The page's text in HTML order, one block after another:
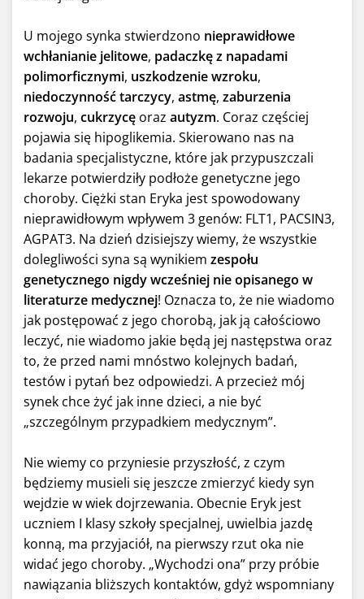
U mojego synka stwierdzono nieprawidłowe
wchłanianie jelitowe, padaczkę z napadami
polimorficznymi, uszkodzenie wzroku,
niedoczynność tarczycy, astmę, zaburzenia
rozwoju, cukrzycę oraz autyzm. Coraz częściej
pojawia się hipoglikemia. Skierowano nas na
badania specjalistyczne, które jak przypuszczali
lekarze potwierdziły podłoże genetyczne jego
choroby. Ciężki stan Eryka jest spowodowany
nieprawidłowym wpływem 3 genów: FLT1, PACSIN3,
AGPAT3. Na dzień dzisiejszy wiemy, że wszystkie
dolegliwości syna są wynikiem zespołu
genetycznego nigdy wcześniej nie opisanego w
literaturze medycznej! Oznacza to, że nie wiadomo
jak postępować z jego chorobą, jak ją całościowo
leczyć, nie wiadomo jakie będą jej następstwa oraz
to, że przed nami mnóstwo kolejnych badań,
testów i pytań bez odpowiedzi. A przecież mój
synek chce żyć jak inne dzieci, a nie być
„szczególnym przypadkiem medycznym”.
Nie wiemy co przyniesie przyszłość, z czym
będziemy musieli się jeszcze zmierzyć kiedy syn
wejdzie w wiek dojrzewania. Obecnie Eryk jest
uczniem I klasy szkoły specjalnej, uwielbia jazdę
konną, ma przyjaciół, na pierwszy rzut oka nie
widać jego choroby. „Wychodzi ona” przy próbie
nawiązania bliższych kontaktów, gdyż wspomniany